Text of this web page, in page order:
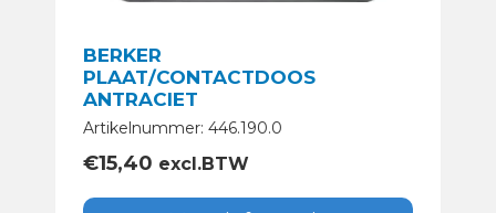
BERKER
PLAAT/CONTACTDOOS
ANTRACIET
Artikelnummer: 446.190.0
€15,40 excl.BTW